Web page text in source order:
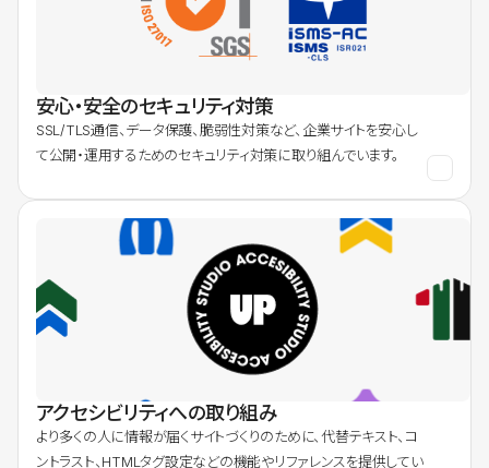
安心・安全のセキュリティ対策
SSL/TLS通信、データ保護、脆弱性対策など、企業サイトを安心し
て公開・運用するためのセキュリティ対策に取り組んでいます。
アクセシビリティへの取り組み
より多くの人に情報が届くサイトづくりのために、代替テキスト、コ
ントラスト、HTMLタグ設定などの機能やリファレンスを提供してい